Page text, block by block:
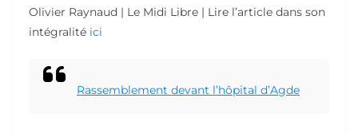
Olivier Raynaud | Le Midi Libre | Lire l’article dans son
intégralité ici
Rassemblement devant l’hôpital d’Agde